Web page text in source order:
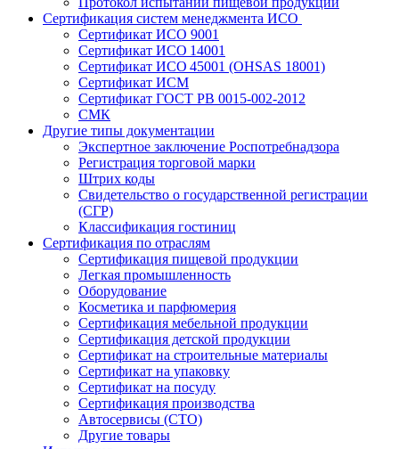
Сертификация систем менеджмента ИСО
Сертификат ИСО 9001
Сертификат ИСО 14001
Сертификат ИСО 45001 (OHSAS 18001)
Сертификат ИСМ
Сертификат ГОСТ РВ 0015-002-2012
СМК
Другие типы документации
Экспертное заключение Роспотребнадзора
Регистрация торговой марки
Штрих коды
Свидетельство о государственной регистрации
(СГР)
Классификация гостиниц
Сертификация по отраслям
Сертификация пищевой продукции
Легкая промышленность
Оборудование
Косметика и парфюмерия
Сертификация мебельной продукции
Сертификация детской продукции
Сертификат на строительные материалы
Сертификат на упаковку
Сертификат на посуду
Сертификация производства
Автосервисы (СТО)
Другие товары